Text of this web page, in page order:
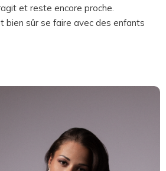
et reste encore proche.
bien sûr se faire avec des enfants